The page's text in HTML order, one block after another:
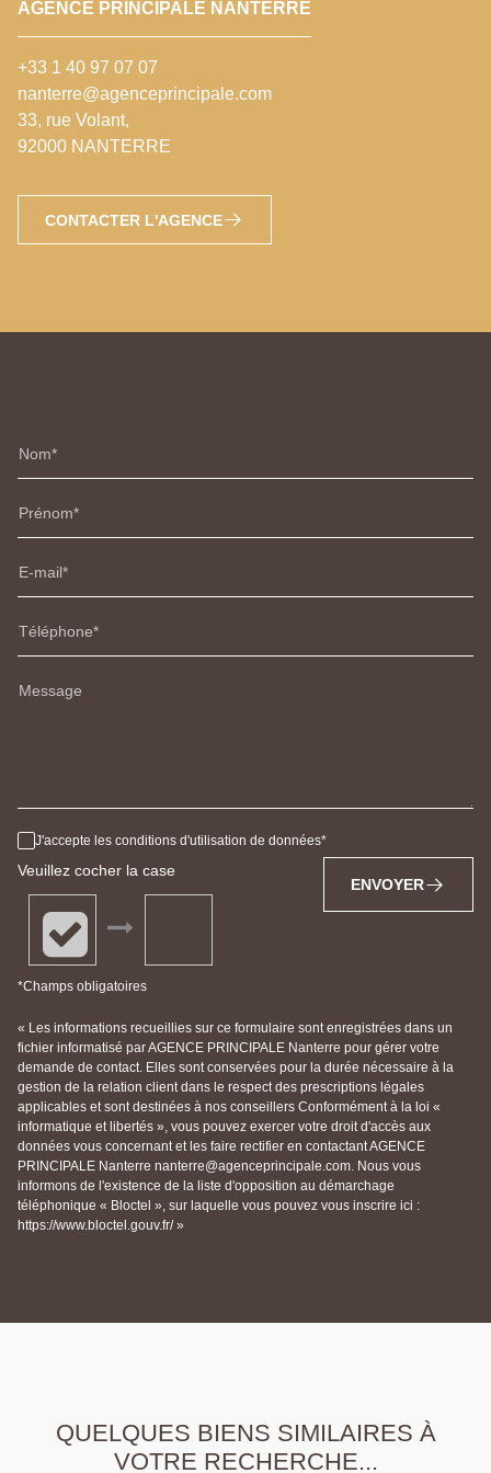
AGENCE PRINCIPALE NANTERRE
+33 1 40 97 07 07
nanterre@agenceprincipale.com
33, rue Volant,
92000 NANTERRE
CONTACTER L'AGENCE
Nom
Prénom
E-mail
Téléphone
Message
J'accepte les conditions d'utilisation de données
Veuillez cocher la case
*Champs obligatoires
ENVOYER
« Les informations recueillies sur ce formulaire sont enregistrées dans un
fichier informatisé par AGENCE PRINCIPALE Nanterre pour gérer votre
demande de contact. Elles sont conservées pour la durée nécessaire à la
gestion de la relation client dans le respect des prescriptions légales
applicables et sont destinées à nos conseillers Conformément à la loi «
informatique et libertés », vous pouvez exercer votre droit d'accès aux
données vous concernant et les faire rectifier en contactant AGENCE
PRINCIPALE Nanterre nanterre@agenceprincipale.com. Nous vous
informons de l'existence de la liste d'opposition au démarchage
téléphonique « Bloctel », sur laquelle vous pouvez vous inscrire ici :
https://www.bloctel.gouv.fr/ »
QUELQUES BIENS SIMILAIRES À
VOTRE RECHERCHE...